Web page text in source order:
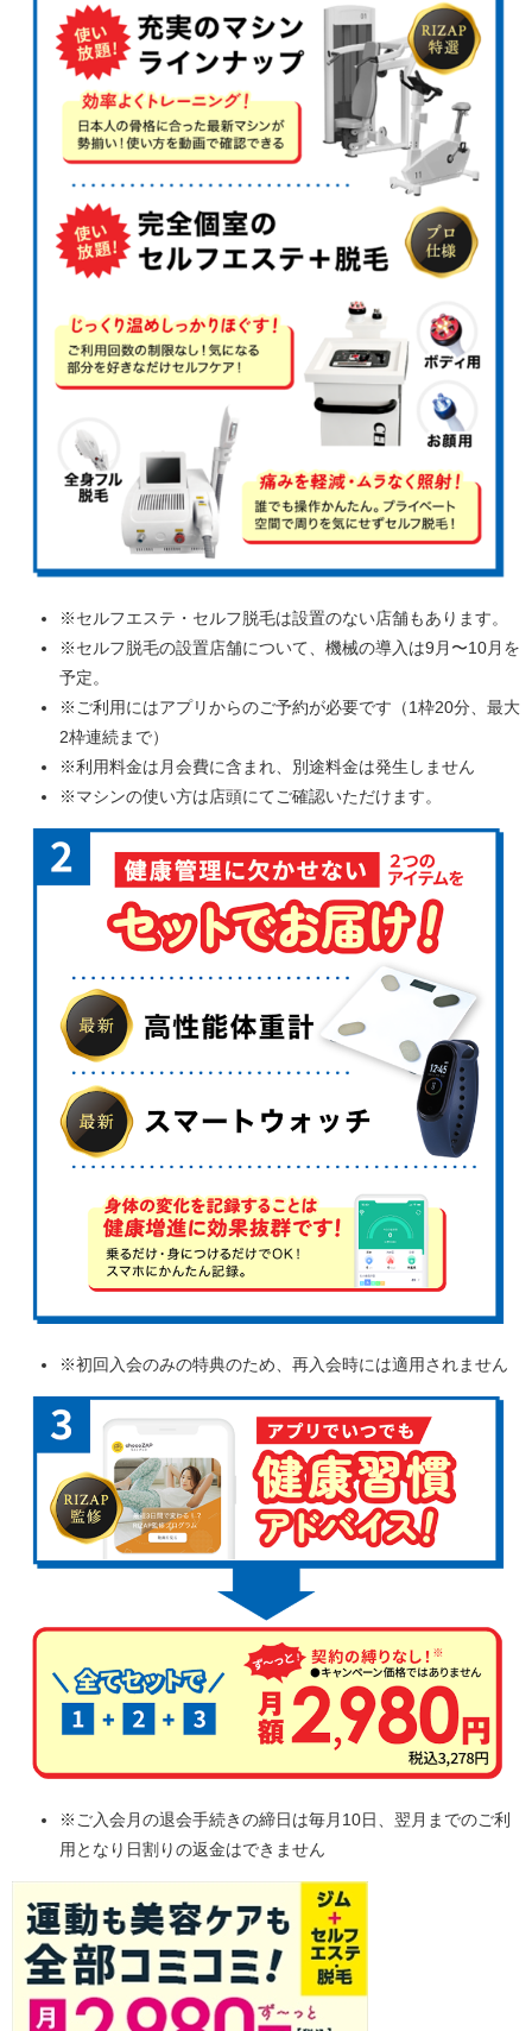
※セルフエステ・セルフ脱毛は設置のない店舗もあります。
※セルフ脱毛の設置店舗について、機械の導入は9月〜10月を
予定。
※ご利用にはアプリからのご予約が必要です（1枠20分、最大
2枠連続まで）
※利用料金は月会費に含まれ、別途料金は発生しません
※マシンの使い方は店頭にてご確認いただけます。
※初回入会のみの特典のため、再入会時には適用されません
※ご入会月の退会手続きの締日は毎月10日、翌月までのご利
用となり日割りの返金はできません